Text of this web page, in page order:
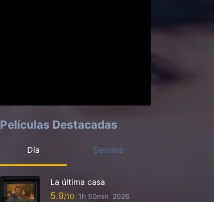
Películas Destacadas
Día Semana
La última casa
5.9 1h 50min 2026